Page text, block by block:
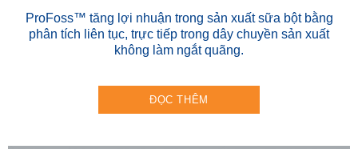
ProFoss™ tăng lợi nhuận trong sản xuất sữa bột bằng
phân tích liên tục, trực tiếp trong dây chuyền sản xuất
không làm ngắt quãng.
ĐỌC THÊM